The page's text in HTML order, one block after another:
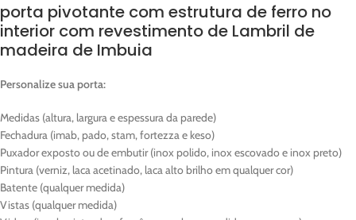
porta pivotante com estrutura de ferro no
interior com revestimento de Lambril de
madeira de Imbuia
Personalize sua porta:
Medidas (altura, largura e espessura da parede)
Fechadura (imab, pado, stam, fortezza e keso)
Puxador exposto ou de embutir (inox polido, inox escovado e inox preto)
Pintura (verniz, laca acetinado, laca alto brilho em qualquer cor)
Batente (qualquer medida)
Vistas (qualquer medida)